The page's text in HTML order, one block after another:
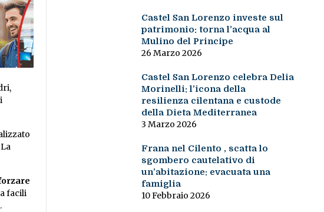
facili
Castel San Lorenzo investe sul
patrimonio: torna l’acqua al
Mulino del Principe
26 Marzo 2026
Castel San Lorenzo celebra Delia
Morinelli: l’icona della
resilienza cilentana e custode
della Dieta Mediterranea
3 Marzo 2026
Frana nel Cilento , scatta lo
sgombero cautelativo di
un’abitazione: evacuata una
famiglia
10 Febbraio 2026